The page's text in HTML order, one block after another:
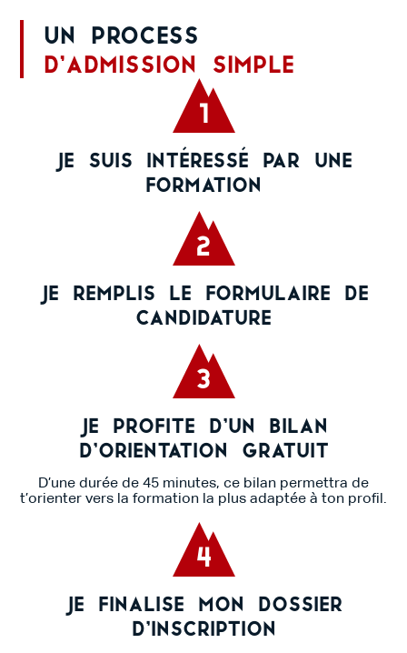
Un process
d’admission simple
1
Je suis intéressé par une
formation
2
Je remplis le formulaire de
candidature
3
Je profite d’un bilan
d’orientation gratuit
D’une durée de 45 minutes, ce bilan permettra de
t’orienter vers la formation la plus adaptée à ton profil.
4
Je finalise mon dossier
d’inscription